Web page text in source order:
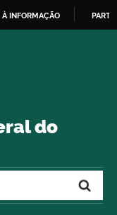
À INFORMAÇÃO
do